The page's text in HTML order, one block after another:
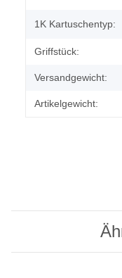
1K Kartuschentyp:
Griffstück:
Versandgewicht:
Artikelgewicht: